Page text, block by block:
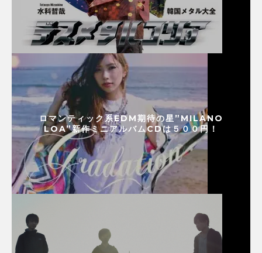
ロマンティック系EDM期待の星”MILANO
LOA”新作ミニアルバムCDは５００円！